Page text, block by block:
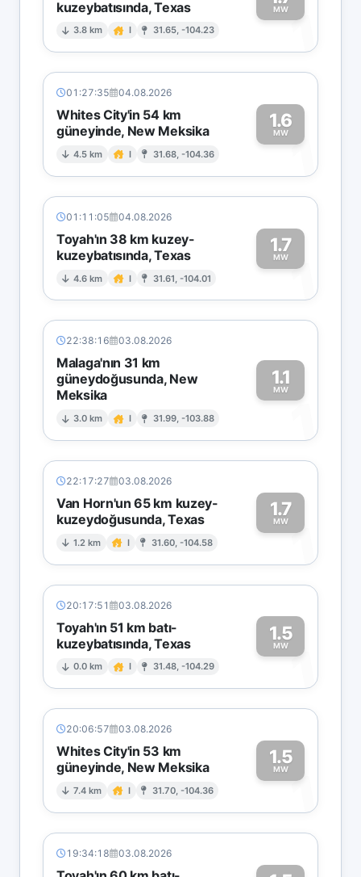
kuzeybatısında, Texas
3.8 km I 31.65, -104.23
MW1
01:27:35 04.08.2026
Whites City'in 54 km
güneyinde, New Meksika
4.5 km I 31.68, -104.36
1.6
MW1
01:11:05 04.08.2026
Toyah'ın 38 km kuzey-
kuzeybatısında, Texas
4.6 km I 31.61, -104.01
1.7
MW1
22:38:16 03.08.2026
Malaga'nın 31 km
güneydoğusunda, New
Meksika
3.0 km I 31.99, -103.88
1.1
MW
1
22:17:27 03.08.2026
Van Horn'un 65 km kuzey-
kuzeydoğusunda, Texas
1.2 km I 31.60, -104.58
1.7
MW1
20:17:51 03.08.2026
Toyah'ın 51 km batı-
kuzeybatısında, Texas
0.0 km I 31.48, -104.29
1.5
MW1
20:06:57 03.08.2026
Whites City'in 53 km
güneyinde, New Meksika
7.4 km I 31.70, -104.36
1.5
MW1
19:34:18 03.08.2026